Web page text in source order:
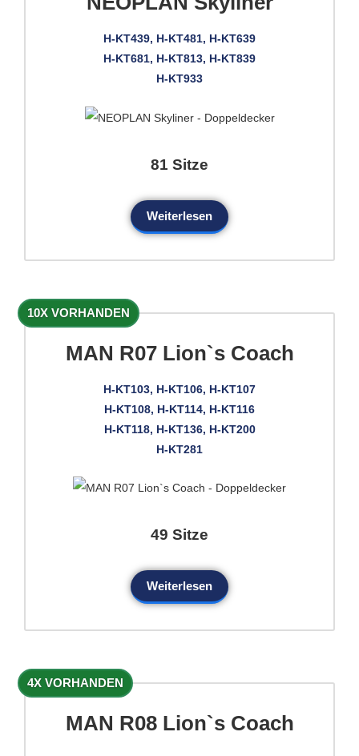
H-KT439, H-KT481, H-KT639
H-KT681, H-KT813, H-KT839
H-KT933
81 Sitze
Weiterlesen
10X VORHANDEN
MAN R07 Lion`s Coach
H-KT103, H-KT106, H-KT107
H-KT108, H-KT114, H-KT116
H-KT118, H-KT136, H-KT200
H-KT281
49 Sitze
Weiterlesen
4X VORHANDEN
MAN R08 Lion`s Coach